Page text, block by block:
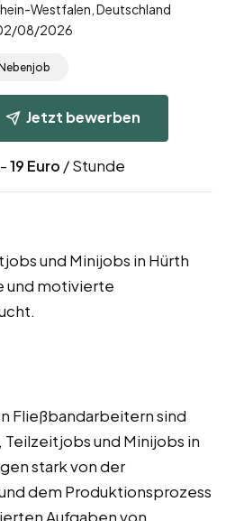
Westfalen, Deutschland
08/2026
Jetzt bewerben
-19 Euro / Stunde
und Minijobs in Hürth
und motivierte
Fließbandarbeitern sind
und Minijobs in
stark von der
dem Produktionsprozess
Aufgaben von